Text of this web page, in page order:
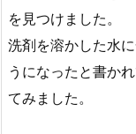
を見つけました。
洗剤を溶かした水
うになったと書か
てみました。